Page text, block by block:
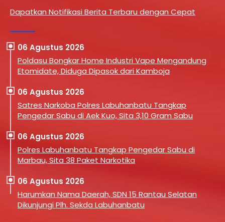
Dapatkan Notifikasi Berita Terbaru dengan Cepat
06 Agustus 2026
Poldasu Bongkar Home Industri Vape Mengandung
Etomidate, Diduga Dipasok dari Kamboja
06 Agustus 2026
Satres Narkoba Polres Labuhanbatu Tangkap
Pengedar Sabu di Aek Kuo, Sita 3,10 Gram Sabu
06 Agustus 2026
Polres Labuhanbatu Tangkap Pengedar Sabu di
Marbau, Sita 38 Paket Narkotika
06 Agustus 2026
Harumkan Nama Daerah, SDN 15 Rantau Selatan
Dikunjungi Plh. Sekda Labuhanbatu